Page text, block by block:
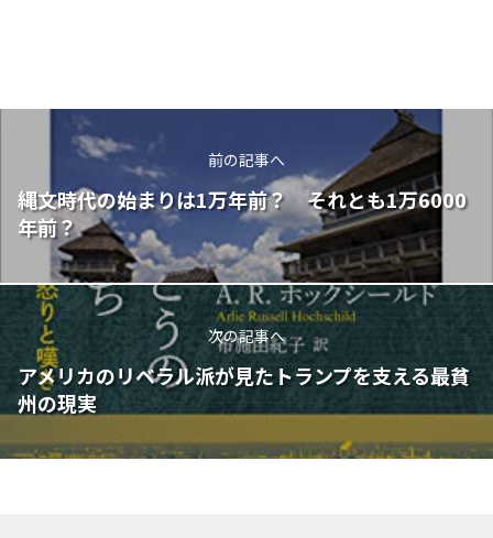
前の記事へ
縄文時代の始まりは1万年前？ それとも1万6000
年前？
次の記事へ
アメリカのリベラル派が見たトランプを支える最貧
州の現実